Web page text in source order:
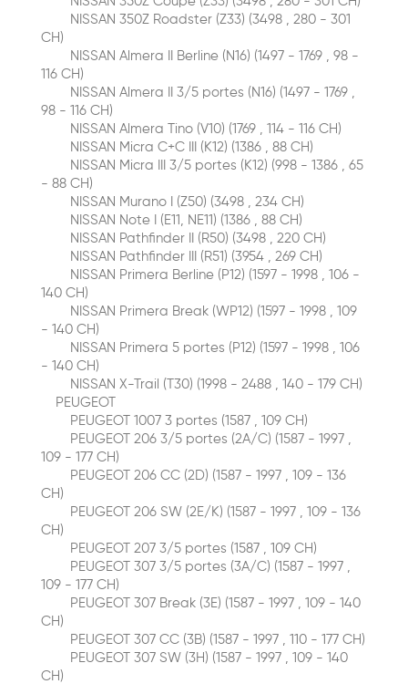
NISSAN 350Z Roadster (Z33) (3498 , 280 - 301
CH)
NISSAN Almera II Berline (N16) (1497 - 1769 , 98 -
116 CH)
NISSAN Almera II 3/5 portes (N16) (1497 - 1769 ,
98 - 116 CH)
NISSAN Almera Tino (V10) (1769 , 114 - 116 CH)
NISSAN Micra C+C III (K12) (1386 , 88 CH)
NISSAN Micra III 3/5 portes (K12) (998 - 1386 , 65
- 88 CH)
NISSAN Murano I (Z50) (3498 , 234 CH)
NISSAN Note I (E11, NE11) (1386 , 88 CH)
NISSAN Pathfinder II (R50) (3498 , 220 CH)
NISSAN Pathfinder III (R51) (3954 , 269 CH)
NISSAN Primera Berline (P12) (1597 - 1998 , 106 -
140 CH)
NISSAN Primera Break (WP12) (1597 - 1998 , 109
- 140 CH)
NISSAN Primera 5 portes (P12) (1597 - 1998 , 106
- 140 CH)
NISSAN X-Trail (T30) (1998 - 2488 , 140 - 179 CH)
PEUGEOT
PEUGEOT 1007 3 portes (1587 , 109 CH)
PEUGEOT 206 3/5 portes (2A/C) (1587 - 1997 ,
109 - 177 CH)
PEUGEOT 206 CC (2D) (1587 - 1997 , 109 - 136
CH)
PEUGEOT 206 SW (2E/K) (1587 - 1997 , 109 - 136
CH)
PEUGEOT 207 3/5 portes (1587 , 109 CH)
PEUGEOT 307 3/5 portes (3A/C) (1587 - 1997 ,
109 - 177 CH)
PEUGEOT 307 Break (3E) (1587 - 1997 , 109 - 140
CH)
PEUGEOT 307 CC (3B) (1587 - 1997 , 110 - 177 CH)
PEUGEOT 307 SW (3H) (1587 - 1997 , 109 - 140
CH)